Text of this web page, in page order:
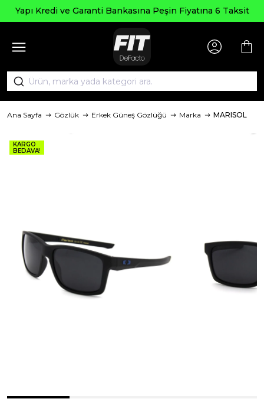
Yapı Kredi ve Garanti Bankasına Peşin Fiyatına 6 Taksit
Ana Sayfa Gözlük Erkek Güneş Gözlüğü Marka MARISOL
KARGO
BEDAVA!